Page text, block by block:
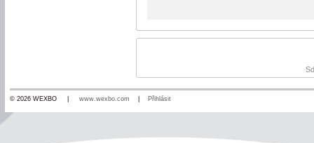
© 2026 WEXBO | www.wexbo.com Přihlásit